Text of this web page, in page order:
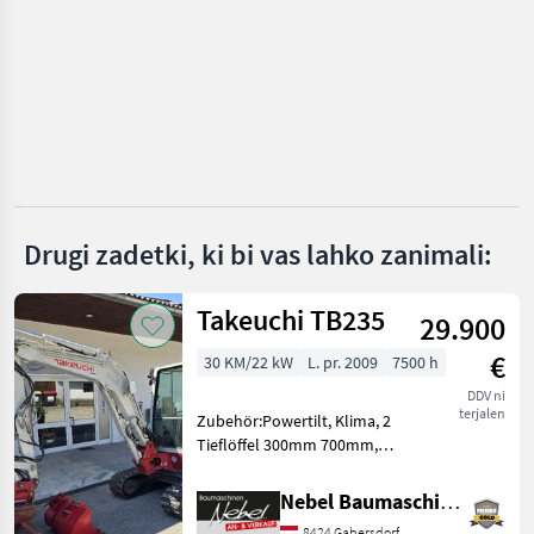
Drugi zadetki, ki bi vas lahko zanimali:
Takeuchi TB235
29.900
€
DDV ni
terjalen
30 KM/22 kW L. pr. 2009 7500 h
Zubehör:Powertilt, Klima, 2
Tieflöffel 300mm 700mm,
1200mm.Hydraulikpumpe
wurde bei
Nebel Baumaschinen